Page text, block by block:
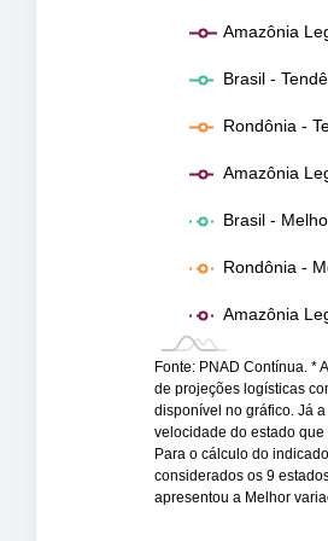
Amazônia
Brasil -
Rondônia -
Amazônia
Brasil -
Rondônia -
Amazônia
Fonte: PNAD Contínua. *
de projeções logísticas
disponível no gráfico. Já
velocidade do estado
Para o cálculo do
considerados os 9
apresentou a Melhor